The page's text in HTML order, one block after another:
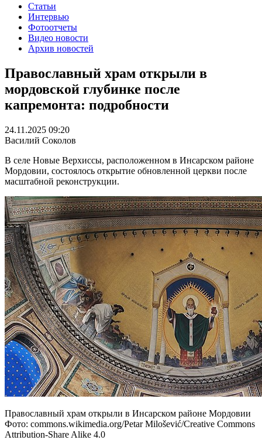
Статьи
Интервью
Фотоотчеты
Видео новости
Архив новостей
Православный храм открыли в
мордовской глубинке после
капремонта: подробности
24.11.2025 09:20
Василий Соколов
В селе Новые Верхиссы, расположенном в Инсарском районе
Мордовии, состоялось открытие обновленной церкви после
масштабной реконструкции.
Православный храм открыли в Инсарском районе Мордовии
Фото: commons.wikimedia.org/Petar Milošević/Creative Commons
Attribution-Share Alike 4.0